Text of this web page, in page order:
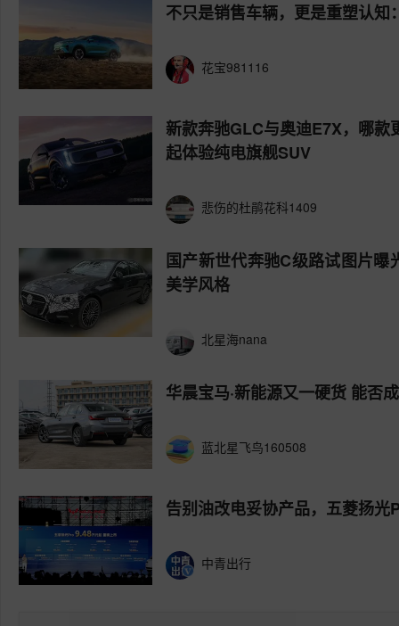
不只是销售车辆，更是重塑认
花宝981116
新款奔驰GLC与奥迪E7X，哪
起体验纯电旗舰SUV
悲伤的杜鹃花科1409
国产新世代奔驰C级路试图片
美学风格
北星海nana
华晨宝马·新能源又一硬货 能否
蓝北星飞鸟160508
告别油改电妥协产品，五菱扬
中青出行